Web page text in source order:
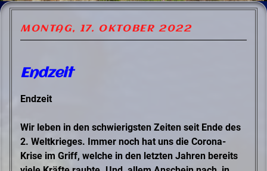
MONTAG, 17. OKTOBER 2022
Endzeit
Endzeit
Wir leben in den schwierigsten Zeiten seit Ende des
2. Weltkrieges. Immer noch hat uns die Corona-
Krise im Griff, welche in den letzten Jahren bereits